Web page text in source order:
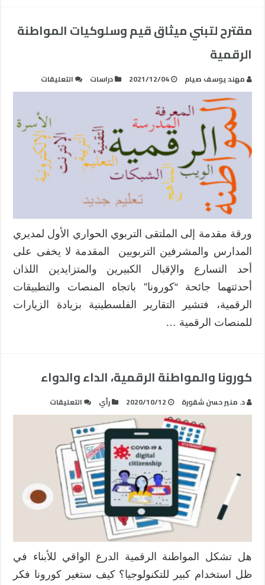
مقترح لتبني ميثاق قيم وسلوكيات المواطنة
الرقمية
مهند يوسف صيام 2021/12/04 دراسات التعليقات
مقترح
ميثاق
قيم
وسلوكيات
المواطنة
الرقمية
ورقة مقدمة إلى الملتقى التربوي الحواري الأول لمديري
المدارس والمشرفين التربويين المقدمة لا يخفى على
أحد التسارع والإقبال الكبيرين والمتزايدين اللذان
أحدثتهما جائحة “كورونا” باتجاه المنصات والتطبيقات
الرقمية، فتشير التقارير الفلسطينية بزيادة الزيارات
للمنصات الرقمية …
كورونا والمواطنة الرقمية، الداء والدواء
د. منير حسن شقورة 2020/10/12 رأي التعليقات
كورونا
مغلقة
هل تشكل المواطنة الرقمية الدرع الواقي للأبناء في
ظل استخدام كبير للتكنولوجيا؟ كيف ستغير كورونا فكر